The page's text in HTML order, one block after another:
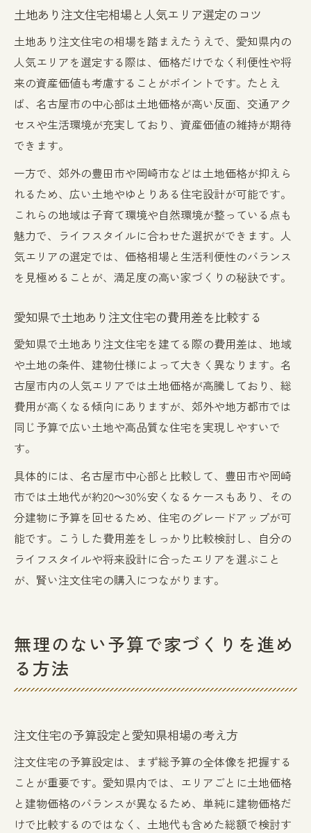
土地あり注文住宅相場と人気エリア選定のコツ
土地あり注文住宅の相場を踏まえたうえで、愛知県内の
人気エリアを選定する際は、価格だけでなく利便性や将
来の資産価値も考慮することがポイントです。たとえ
ば、名古屋市の中心部は土地価格が高い反面、交通アク
セスや生活環境が充実しており、資産価値の維持が期待
できます。
一方で、郊外の豊田市や岡崎市などは土地価格が抑えら
れるため、広い土地やゆとりある住宅設計が可能です。
これらの地域は子育て環境や自然環境が整っている点も
魅力で、ライフスタイルに合わせた選択ができます。人
気エリアの選定では、価格相場と生活利便性のバランス
を見極めることが、満足度の高い家づくりの秘訣です。
愛知県で土地あり注文住宅の費用差を比較する
愛知県で土地あり注文住宅を建てる際の費用差は、地域
や土地の条件、建物仕様によって大きく異なります。名
古屋市内の人気エリアでは土地価格が高騰しており、総
費用が高くなる傾向にありますが、郊外や地方都市では
同じ予算で広い土地や高品質な住宅を実現しやすいで
す。
具体的には、名古屋市中心部と比較して、豊田市や岡崎
市では土地代が約20～30％安くなるケースもあり、その
分建物に予算を回せるため、住宅のグレードアップが可
能です。こうした費用差をしっかり比較検討し、自分の
ライフスタイルや将来設計に合ったエリアを選ぶこと
が、賢い注文住宅の購入につながります。
無理のない予算で家づくりを進め
る方法
注文住宅の予算設定と愛知県相場の考え方
注文住宅の予算設定は、まず総予算の全体像を把握する
ことが重要です。愛知県内では、エリアごとに土地価格
と建物価格のバランスが異なるため、単純に建物価格だ
けで比較するのではなく、土地代も含めた総額で検討す